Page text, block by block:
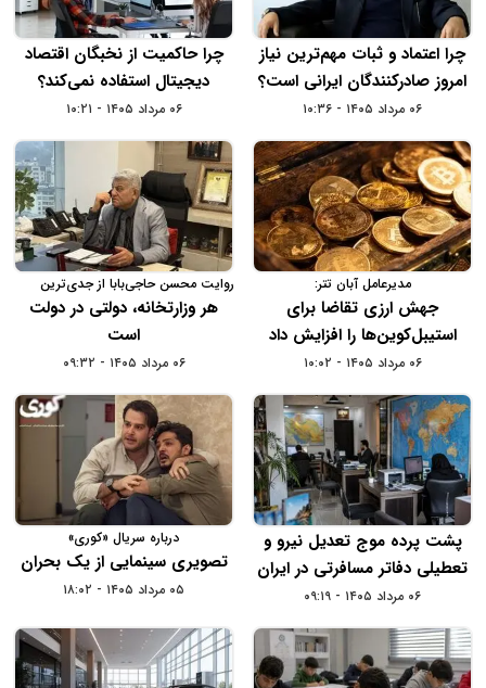
چرا اعتماد و ثبات مهم‌ترین نیاز
امروز صادرکنندگان ایرانی است؟
۰۶ مرداد ۱۴۰۵ - ۱۰:۳۶
چرا حاکمیت از نخبگان اقتصاد
دیجیتال استفاده نمی‌کند؟
۰۶ مرداد ۱۴۰۵ - ۱۰:۲۱
مدیرعامل آبان تتر:
جهش ارزی تقاضا برای
استیبل‌کوین‌ها را افزایش داد
۰۶ مرداد ۱۴۰۵ - ۱۰:۰۲
روایت محسن حاجی‌بابا از جدی‌ترین
چالش‌های کسب‌وکارها در سال 1404
هر وزارتخانه، دولتی در دولت
است
۰۶ مرداد ۱۴۰۵ - ۰۹:۳۲
پشت پرده موج تعدیل نیرو و
تعطیلی دفاتر مسافرتی در ایران
۰۶ مرداد ۱۴۰۵ - ۰۹:۱۹
درباره سریال «کوری»
تصویری سینمایی از یک بحران
۰۵ مرداد ۱۴۰۵ - ۱۸:۰۲